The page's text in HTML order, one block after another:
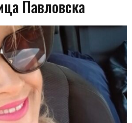
Павловска